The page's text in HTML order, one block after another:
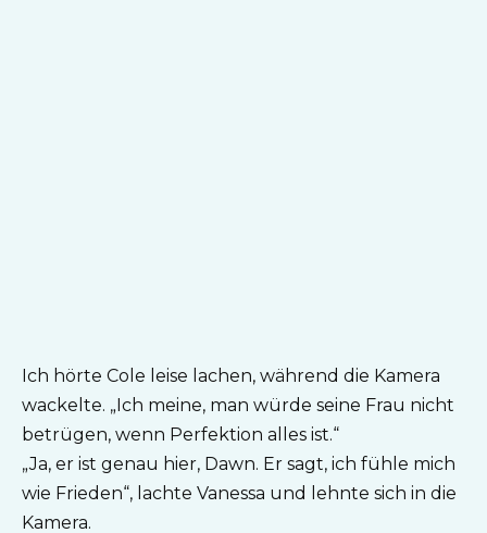
Ich hörte Cole leise lachen, während die Kamera
wackelte. „Ich meine, man würde seine Frau nicht
betrügen, wenn Perfektion alles ist.“
„Ja, er ist genau hier, Dawn. Er sagt, ich fühle mich
wie Frieden“, lachte Vanessa und lehnte sich in die
Kamera.